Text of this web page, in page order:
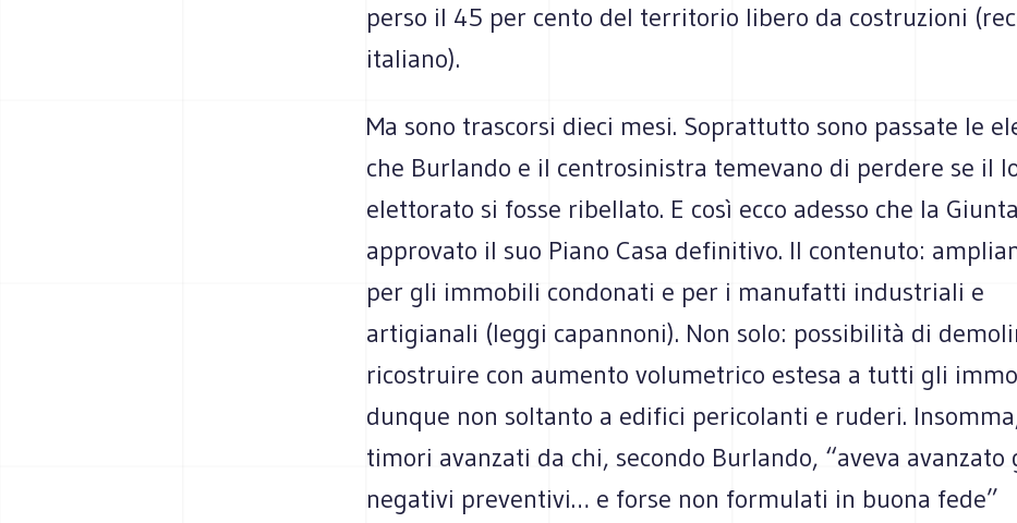
perso il 45 per cento del territorio libero da costruzioni
italiano).
Ma sono trascorsi dieci mesi. Soprattutto sono passate le
che Burlando e il centrosinistra temevano di perdere se il
elettorato si fosse ribellato. E così ecco adesso che la
approvato il suo Piano Casa definitivo. Il contenuto:
per gli immobili condonati e per i manufatti industriali e
artigianali (leggi capannoni). Non solo: possibilità di
ricostruire con aumento volumetrico estesa a tutti gli
dunque non soltanto a edifici pericolanti e ruderi.
timori avanzati da chi, secondo Burlando, “aveva avanzato
negativi preventivi… e forse non formulati in buona fede”